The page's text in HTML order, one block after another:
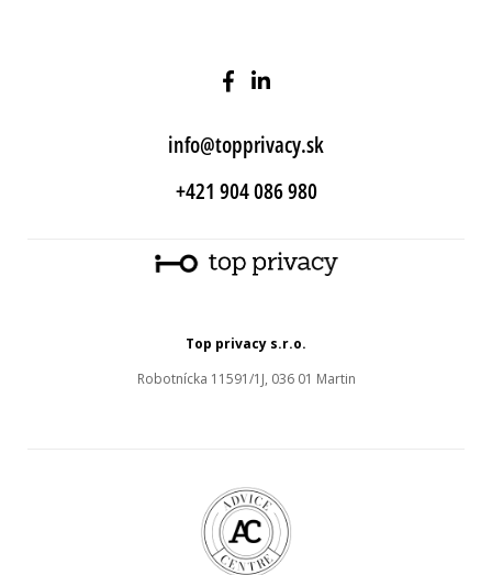
info@topprivacy.sk
+421 904 086 980
Top privacy s.r.o.
Robotnícka 11591/1J, 036 01 Martin